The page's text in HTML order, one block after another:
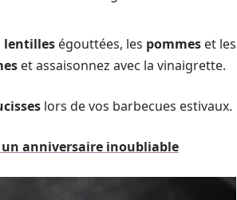
lentilles égouttées, les pommes et les
et assaisonnez avec la vinaigrette.
lors de vos barbecues estivaux.
un anniversaire inoubliable